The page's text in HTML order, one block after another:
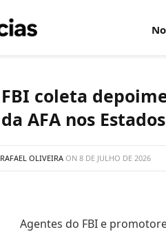
FBI coleta
da AFA nos
RAFAEL OLIVEIRA ON 8 DE JULHO DE 2026
Agentes do FBI e